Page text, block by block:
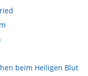
beim Heiligen Blut